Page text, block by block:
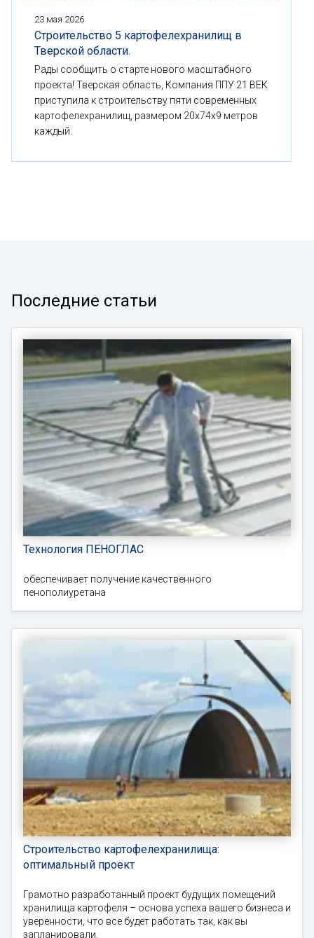
23 мая 2026
Строительство 5 картофелехранилищ в
Тверской области.
Рады сообщить о старте нового масштабного
проекта! Тверская область, Компания ППУ 21 ВЕК
приступила к строительству пяти современных
картофелехранилищ, размером 20x74x9 метров
каждый.
Последние статьи
Технология ПЕНОГЛАС
обеспечивает получение качественного
пенополиуретана
Строительство картофелехранилища:
оптимальный проект
Грамотно разработанный проект будущих помещений
хранилища картофеля – основа успеха вашего бизнеса и
уверенности, что все будет работать так, как вы
запланировали.